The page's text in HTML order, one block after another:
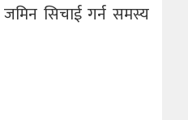
सिचाई गर्न समस्य